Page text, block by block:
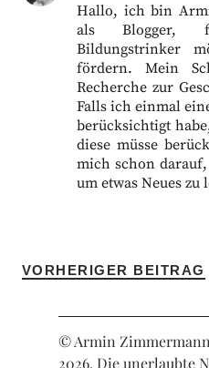
Hallo, ich bin
als Blogger,
Bildungstrinker
fördern. Mein
Recherche zur
Falls ich einmal
berücksichtigt
diese müsse
mich schon
um etwas Neues zu
VORHERIGER BEITRAG
© Armin
2026. Die unerlaubte